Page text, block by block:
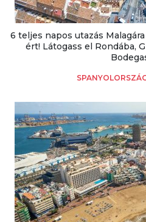
6 teljes napos utazás
ért! Látogass el Rondába,